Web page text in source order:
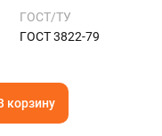
ГОСТ/ТУ
ГОСТ 3822-79
корзину